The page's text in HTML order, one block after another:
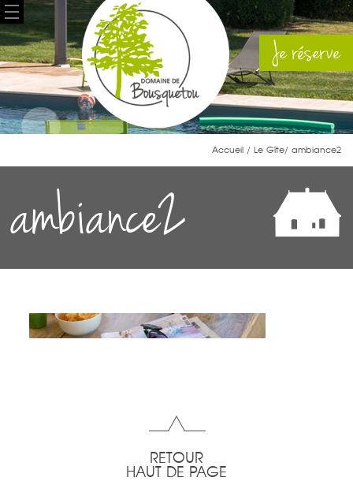
Je réserve
Accueil / Le Gîte/ ambiance2
ambiance2
RETOUR
HAUT DE PAGE